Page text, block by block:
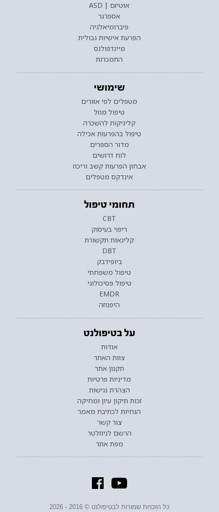
אוטיזם | ASD
אספרגר
פיברומיאלגיה
הפרעת אישיות גבולית
מיינדפולנס
התמכרות
שימושי
מטפלים לפי אזורים
טיפול מוזל
קליניקות להשכרה
טיפול בהפרעות אכילה
מדור הספרים
לוח דרושים
אבחון הפרעות קשב וריכוז
אינדקס מטפלים
תחומי טיפול
CBT
ריפוי בעיסוק
קלינאות תקשורת
DBT
ביופידבק
טיפול משפחתי
טיפול פסיכולוגי
EMDR
היפנוזה
על בטיפולנט
אודות
צוות האתר
תקנון אתר
מדיניות פרטיות
הצהרת נגישות
זכות תיקון עיון ומחיקה
הנחיות לכתיבת מאמר
צור קשר
הרשם לניוזלטר
מפת אתר
כל הזכויות שמורות לבטיפולנט © 2016 - 2026